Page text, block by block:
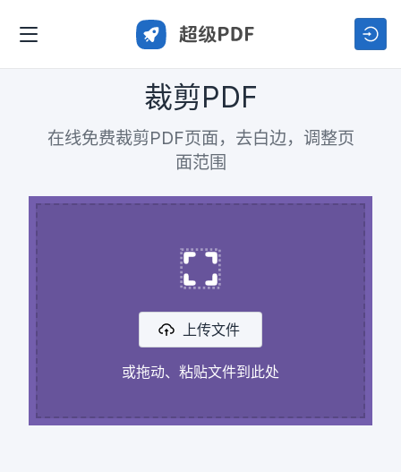
裁剪PDF
在线免费裁剪PDF页面，去白边，调整页
面范围
上传文件
或拖动、粘贴文件到此处